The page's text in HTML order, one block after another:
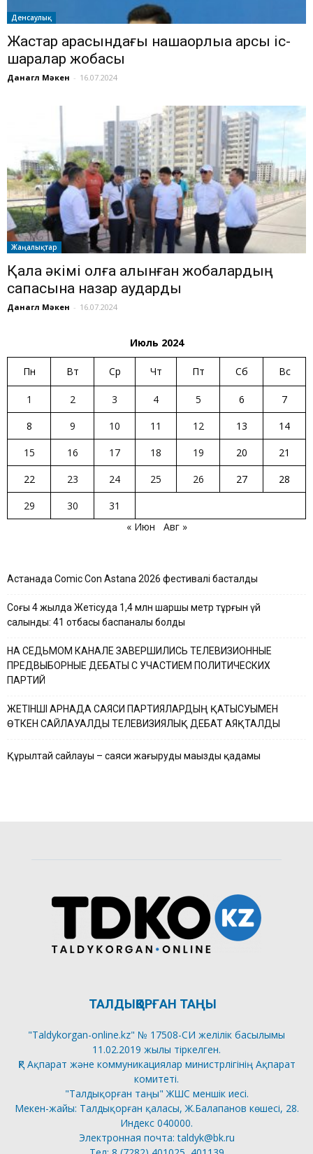
Денсаулық
Жастар арасындағы нашақорлыққа қарсы іс-
шаралар жобасы
Данагүл Мәкен - 16.07.2024
Жаңалықтар
Қала әкімі қолға алынған жобалардың
сапасына назар аударды
Данагүл Мәкен - 16.07.2024
Июль 2024
Пн Вт Ср Чт Пт Сб Вс
1 2 3 4 5 6
7
8
9 10 11 12 13
14
15
16 17 18 19 20
21
22
23 24 25 26 27
28
29
30
31
« Июн
Авг »
Астанада Comic Con Astana 2026 фестивалі басталды
Соңғы 4 жылда Жетісуда 1,4 млн шаршы метр тұрғын үй
салынды: 41 отбасы баспаналы болды
НА СЕДЬМОМ КАНАЛЕ ЗАВЕРШИЛИСЬ ТЕЛЕВИЗИОННЫЕ
ПРЕДВЫБОРНЫЕ ДЕБАТЫ С УЧАСТИЕМ ПОЛИТИЧЕСКИХ
ПАРТИЙ
ЖЕТІНШІ АРНАДА САЯСИ ПАРТИЯЛАРДЫҢ ҚАТЫСУЫМЕН
ӨТКЕН САЙЛАУАЛДЫ ТЕЛЕВИЗИЯЛЫҚ ДЕБАТ АЯҚТАЛДЫ
Құрылтай сайлауы – саяси жаңғырудың маңызды қадамы
ТАЛДЫҚОРҒАН ТАҢЫ
"Taldykorgan-online.kz" № 17508-СИ желілік басылымы
11.02.2019 жылы тіркелген.
ҚР Ақпарат және коммуникациялар министрлігінің Ақпарат
комитеті.
"Талдықорған таңы" ЖШС меншік иесі.
Мекен-жайы: Талдықорған қаласы, Ж.Балапанов көшесі, 28.
Индекс 040000.
Электронная почта: taldyk@bk.ru